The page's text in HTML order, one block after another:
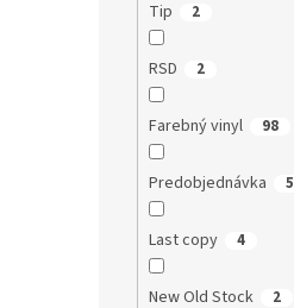
Tip 2
RSD 2
Farebný vinyl 98
Predobjednávka 5
Last copy 4
New Old Stock 2